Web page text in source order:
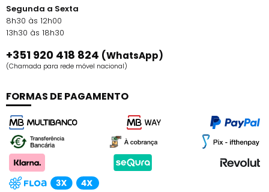
Segunda a Sexta
8h30 às 12h00
13h30 às 18h30
+351 920 418 824 (WhatsApp)
(Chamada para rede móvel nacional)
FORMAS DE PAGAMENTO